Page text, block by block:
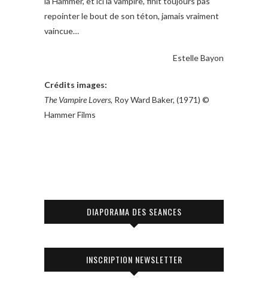
repointer le bout de son téton, jamais vraiment
vaincue…
Estelle Bayon
Crédits images:
The Vampire Lovers, Roy Ward Baker, (1971) ©
Hammer Films
DIAPORAMA DES SEANCES
INSCRIPTION NEWSLETTER